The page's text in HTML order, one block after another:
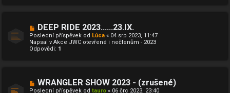
ě
v
e
k
N
o
v
ý
p
p
ě
v
DEEP RIDE 2023......23.IX.
Poslední příspěvek od Lůca « 04 srp 2023, 11:47
Napsal v Akce JWC otevřené i nečlenům - 2023
Odpovědi: 1
N
o
WRANGLER SHOW 2023 - (zrušené)
Poslední příspěvek od tauro « 06 črc 2023, 23:40